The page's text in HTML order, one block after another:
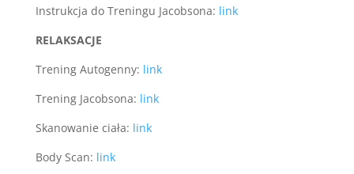
Instrukcja do Treningu Jacobsona: link
RELAKSACJE
Trening Autogenny: link
Trening Jacobsona: link
Skanowanie ciała: link
Body Scan: link